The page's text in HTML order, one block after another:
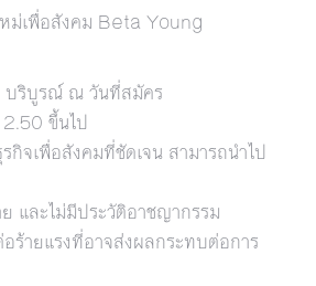
ม่เพื่อสังคม Beta Young
บริบูรณ์ ณ วันที่สมัคร
2.50 ขึ้นไป
กิจเพื่อสังคมที่ชัดเจน สามารถนำไป
และไม่มีประวัติอาชญากรรม
ร้ายแรงที่อาจส่งผลกระทบต่อการ